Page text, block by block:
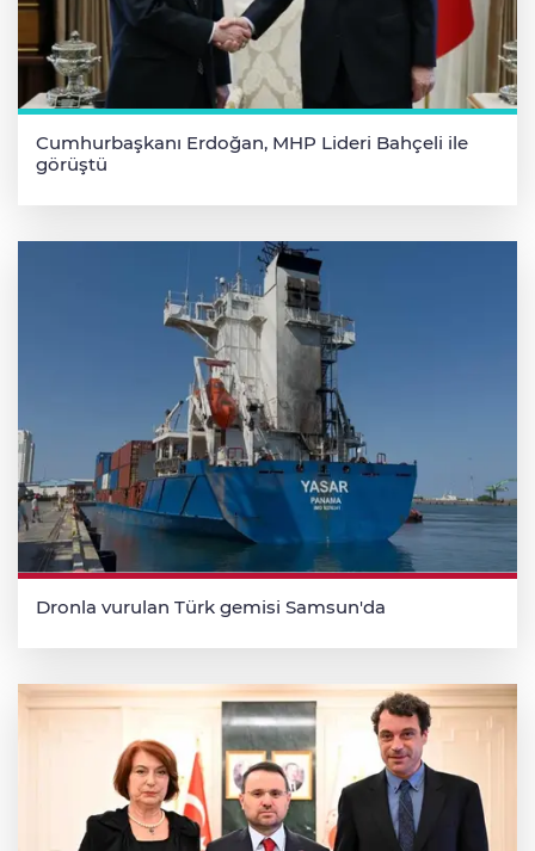
Cumhurbaşkanı Erdoğan, MHP Lideri Bahçeli ile
görüştü
Dronla vurulan Türk gemisi Samsun'da